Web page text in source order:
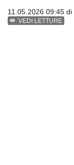
11.05.2026 09:45 di
VEDI LETTURE